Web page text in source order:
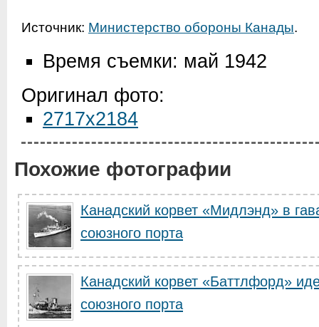
Источник: Министерство обороны Канады.
Время съемки: май 1942
Оригинал фото:
2717x2184
Похожие фотографии
Канадский корвет «Мидлэнд» в
союзного порта
Канадский корвет «Баттлфорд»
союзного порта